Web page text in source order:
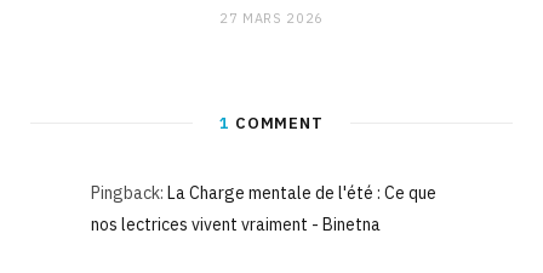
27 MARS 2026
1 COMMENT
Pingback: La Charge mentale de l'été : Ce que
nos lectrices vivent vraiment - Binetna